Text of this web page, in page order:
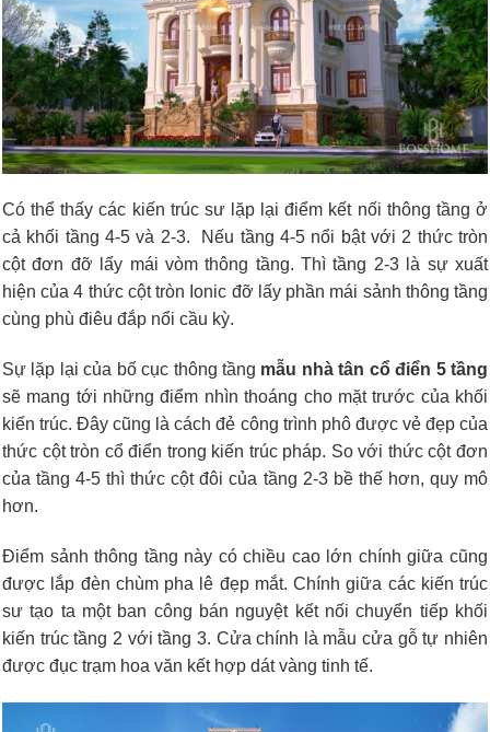
Có thể thấy các kiến trúc sư lặp lại điểm kết nối thông tầng ở
cả khối tầng 4-5 và 2-3. Nếu tầng 4-5 nổi bật với 2 thức tròn
cột đơn đỡ lấy mái vòm thông tầng. Thì tầng 2-3 là sự xuất
hiện của 4 thức cột tròn Ionic đỡ lấy phần mái sảnh thông tầng
cùng phù điêu đắp nổi cầu kỳ.
Sự lặp lại của bố cục thông tầng mẫu nhà tân cổ điển 5 tầng
sẽ mang tới những điểm nhìn thoáng cho mặt trước của khối
kiến trúc. Đây cũng là cách đẻ công trình phô được vẻ đẹp của
thức cột tròn cổ điển trong kiến trúc pháp. So với thức cột đơn
của tầng 4-5 thì thức cột đôi của tầng 2-3 bề thế hơn, quy mô
hơn.
Điểm sảnh thông tầng này có chiều cao lớn chính giữa cũng
được lắp đèn chùm pha lê đẹp mắt. Chính giữa các kiến trúc
sư tạo ta một ban công bán nguyệt kết nối chuyển tiếp khối
kiến trúc tầng 2 với tầng 3. Cửa chính là mẫu cửa gỗ tự nhiên
được đục trạm hoa văn kết hợp dát vàng tinh tế.